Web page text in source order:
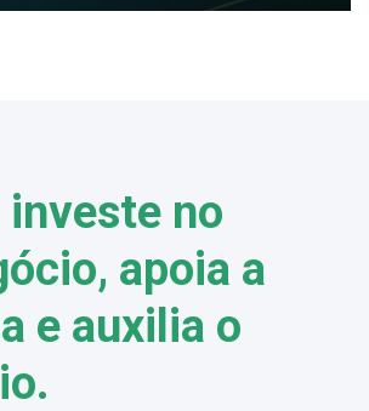
investe no
apoia a
e auxilia o